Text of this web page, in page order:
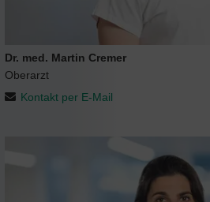
Dr. med. Martin Cremer
Oberarzt
Kontakt per E-Mail